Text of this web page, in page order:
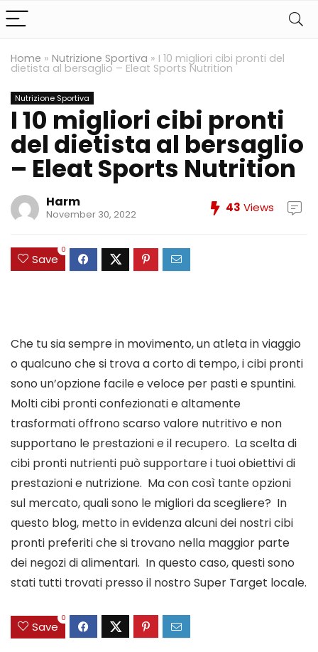
Home » Nutrizione Sportiva » I 10 migliori cibi pronti del
dietista al bersaglio – Eleat Sports Nutrition
Nutrizione Sportiva
I 10 migliori cibi pronti
del dietista al bersaglio
– Eleat Sports Nutrition
Harm
November 30, 2022 43 Views
Save
0
Che tu sia sempre in movimento, un atleta in viaggio
o qualcuno che si trova a corto di tempo, i cibi pronti
sono un’opzione facile e veloce per pasti e spuntini.
Molti cibi pronti confezionati e altamente
trasformati offrono scarso valore nutritivo e non
supportano le prestazioni e il recupero.  La scelta di
cibi pronti nutrienti può supportare i tuoi obiettivi di
prestazioni e nutrizione.  Ma con così tante opzioni
sul mercato, quali sono le migliori da scegliere?  In
questo blog, metto in evidenza alcuni dei nostri cibi
pronti preferiti che si trovano nella maggior parte
dei negozi di alimentari.  In questo caso, questi sono
stati tutti trovati presso il nostro Super Target locale.
Save
0